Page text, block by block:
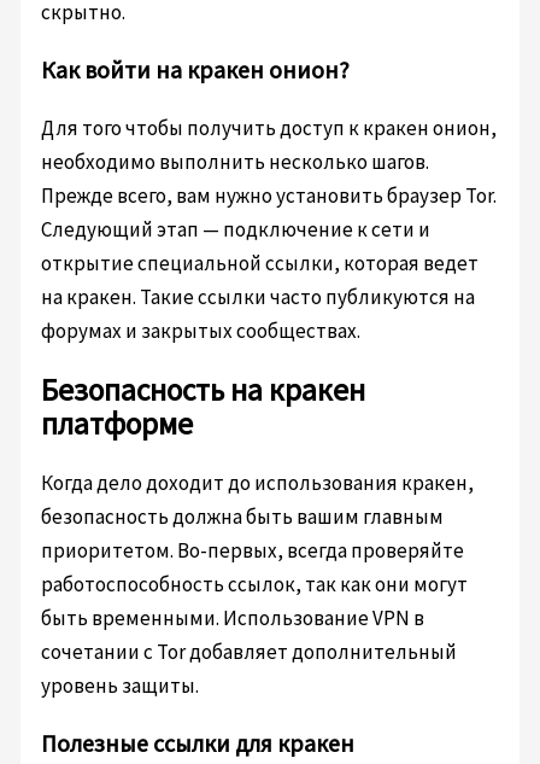
скрытно.
Как войти на кракен онион?
Для того чтобы получить доступ к кракен онион,
необходимо выполнить несколько шагов.
Прежде всего, вам нужно установить браузер Tor.
Следующий этап — подключение к сети и
открытие специальной ссылки, которая ведет
на кракен. Такие ссылки часто публикуются на
форумах и закрытых сообществах.
Безопасность на кракен
платформе
Когда дело доходит до использования кракен,
безопасность должна быть вашим главным
приоритетом. Во-первых, всегда проверяйте
работоспособность ссылок, так как они могут
быть временными. Использование VPN в
сочетании с Tor добавляет дополнительный
уровень защиты.
Полезные ссылки для кракен